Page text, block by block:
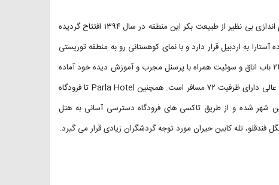
هتل چهار ستاره پارلا در بندر آستارا واقع شده است، این هتل زیبا با چشم اندازی بی نظیر از طبیعت بکر این منطقه در سال ۱۳۹۴ افتتاح گردیده
جاده آستارا – حیران و ۳۲ کیلومتری جاده آستارا به اردبیل قرار دارد و با نمای کوهستانی رو به منطقه توریستی
گردنه حیران نقش بسزایی در جذب گردشگر دارد. این هتل با ۵ طبقه و ۲۴ باب اتاق و سوئیت همراه با پرسنل مجرب و آموزش دیده خود آماده
میزبانی از میهمانان گرامی سراسر کشور است. این هتل با موقعیت مکانی عالی دارای ظرفیت ۷۲ مسافر است. همچنین Parla Hotel تا فرودگاه
شهر شده و از طریق تاکسی های فرودگاه دسترسی آسانی به هتل
تله کابین حیران مورد توجه گردشگران زیادی قرار می گیرد.